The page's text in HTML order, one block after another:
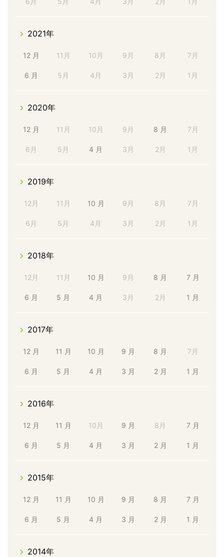
2021年
12 月 11月 10月 9月 8月 7月
6 月 5月 4月 3月 2月 1月
2020年
12 月 11月 10月 9月 8 月 7月
6月 5月 4 月 3月 2月 1月
2019年
12月 11月 10 月 9月 8月 7月
6月 5月 4月 3月 2月 1月
2018年
12月 11月 10 月 9月 8 月 7 月
6 月 5 月 4 月 3月 2月 1 月
2017年
12 月 11 月 10 月 9 月 8 月 7月
6 月 5 月 4 月 3 月 2 月 1 月
2016年
12 月 11 月 10月 9 月 8月 7 月
6 月 5 月 4 月 3 月 2 月 1 月
2015年
12 月 11 月 10 月 9 月 8 月 7 月
6 月 5 月 4 月 3 月 2 月 1 月
2014年